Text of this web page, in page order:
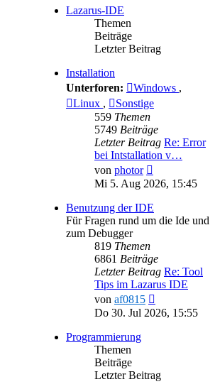
Lazarus-IDE
Themen
Beiträge
Letzter Beitrag
Installation
Unterforen:
Windows ,
Linux ,
Sonstige
559 Themen
5749 Beiträge
Letzter Beitrag Re: Error
bei Intstallation v…
von photor
Beitrag
Mi 5. Aug 2026, 15:45
Benutzung der IDE
Für Fragen rund um die Ide und
zum Debugger
819 Themen
6861 Beiträge
Letzter Beitrag Re: Tool
Tips im Lazarus IDE
von af0815
Beitrag
Do 30. Jul 2026, 15:55
Programmierung
Themen
Beiträge
Letzter Beitrag